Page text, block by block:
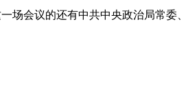
场会议的还有中共中央政治局常委、